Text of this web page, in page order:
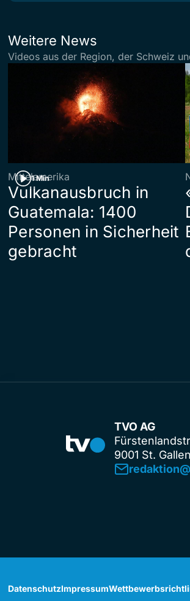
Weitere News
Videos aus der Region, der Schweiz
1 Min
Mittelamerika
Vulkanausbruch in
Guatemala: 1400
Personen in Sicherheit
gebracht
TVO AG
9001 St. Gallen
DatenschutzImpressum